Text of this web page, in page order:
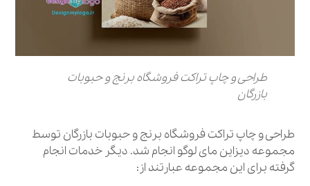
طراحی و چاپ تراکت فروشگاه برنج و حبوبات
بازرگان
طراحی و چاپ تراکت فروشگاه برنج و حبوبات بازرگان توسط
مجموعه دیزاین مای لوگو انجام شد. دیگر خدمات انجام
گرفته برای این مجموعه عبارتند از: